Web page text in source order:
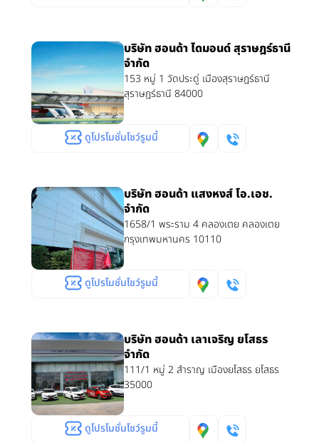
บริษัท ฮอนด้า ไดมอนด์ สุราษฎร์ธานี
จำกัด
153 หมู่ 1 วัดประดู่ เมืองสุราษฎร์ธานี
สุราษฎร์ธานี 84000
ดูโปรโมชั่นโชว์รูมนี้
บริษัท ฮอนด้า แสงหงส์ โอ.เอช.
จำกัด
1658/1 พระราม 4 คลองเตย คลองเตย
กรุงเทพมหานคร 10110
ดูโปรโมชั่นโชว์รูมนี้
บริษัท ฮอนด้า เลาเจริญ ยโสธร
จำกัด
111/1 หมู่ 2 สำราญ เมืองยโสธร ยโสธร
35000
ดูโปรโมชั่นโชว์รูมนี้